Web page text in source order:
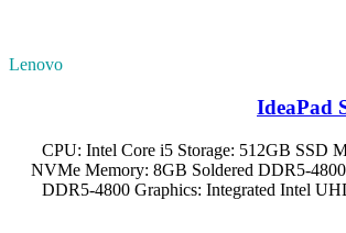
Lenovo
IdeaPad
CPU: Intel Core i5 Storage: 512GB SSD
NVMe Memory: 8GB Soldered DDR5-
DDR5-4800 Graphics: Integrated Intel